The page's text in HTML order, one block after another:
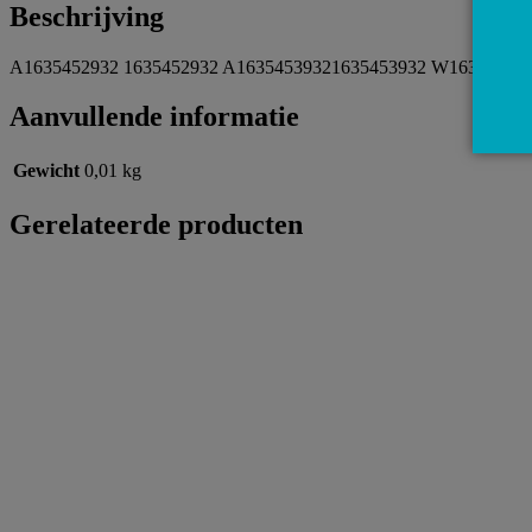
Beschrijving
A1635452932 1635452932 A16354539321635453932 W163 AAM
Aanvullende informatie
Gewicht 0,01 kg
Gerelateerde producten